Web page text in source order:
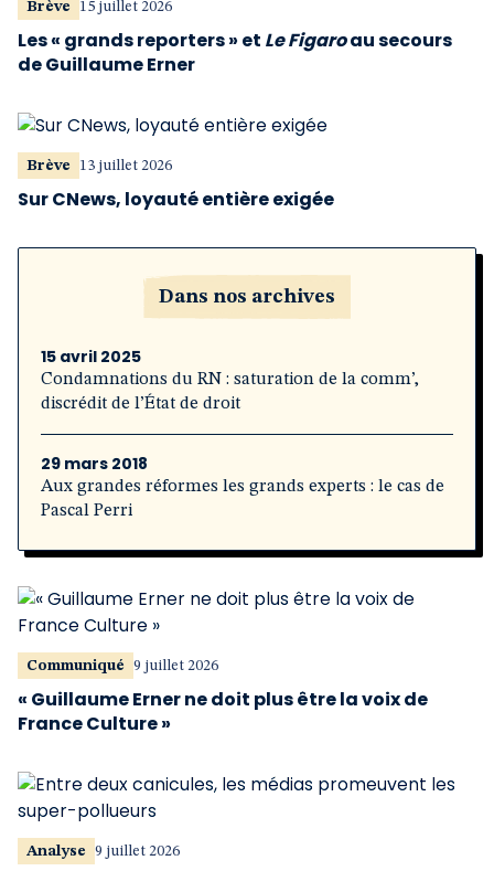
Brève 15 juillet 2026
Les « grands reporters » et Le Figaroau secours
de Guillaume Erner
Brève 13 juillet 2026
Sur CNews, loyauté entière exigée
Dans nos archives
15 avril 2025
Condamnations du RN : saturation de la comm’,
discrédit de l’État de droit
29 mars 2018
Aux grandes réformes les grands experts : le cas de
Pascal Perri
Communiqué 9 juillet 2026
« Guillaume Erner ne doit plus être la voix de
France Culture »
Analyse 9 juillet 2026